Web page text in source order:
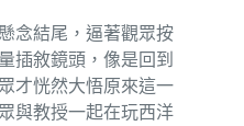
念結尾，逼著觀眾按
插敘鏡頭，像是回到
才恍然大悟原來這一
與教授一起在玩西洋